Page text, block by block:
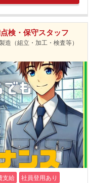
検・保守スタッフ
（組立・加工・検査等）
支給
社員登用あり